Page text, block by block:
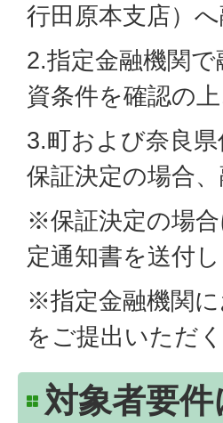
行田原本支店）
2.指定金融機関
資条件を確認の
3.町および奈良
保証決定の場合
※保証決定の場
定通知書を送付し
※指定金融機関
をご提出いただ
対象者要